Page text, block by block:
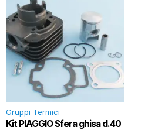
Gruppi Termici
Kit PIAGGIO Sfera ghisa d.40